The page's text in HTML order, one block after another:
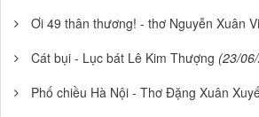
Ơi 49 thân thương! - thơ Nguyễn Xuân
Cát bụi - Lục bát Lê Kim Thượng (23/
Phố chiều Hà Nội - Thơ Đặng Xuân